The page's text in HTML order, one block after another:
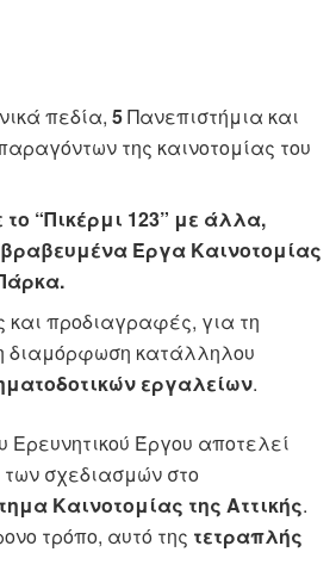
πεδία,5Πανεπιστήμια και
της καινοτομίας του
“Πικέρμι 123” με άλλα,
Έργα Καινοτομίας
προδιαγραφές, για τη
διαμόρφωση κατάλληλου
εργαλείων.
Ερευνητικού Έργου αποτελεί
σχεδιασμών στο
Καινοτομίας της Αττικής.
τρόπο, αυτό της τετραπλής